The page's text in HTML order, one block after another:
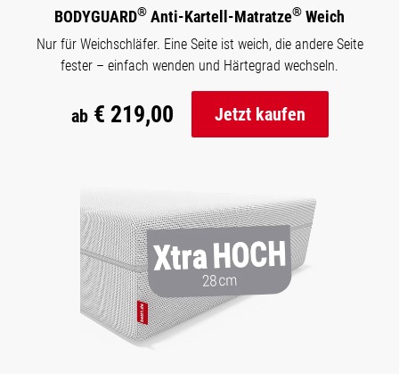
BODYGUARD® Anti-Kartell-Matratze® Weich
Nur für Weichschläfer. Eine Seite ist weich, die andere Seite
fester – einfach wenden und Härtegrad wechseln.
ab€ 219,00 Jetzt kaufen